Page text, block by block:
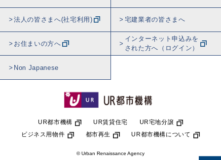
法人の皆さまへ(社宅利用) 宅建業者の皆さまへ
お住まいの方へ
インターネット申込みを
された方へ（ログイン）
Non Japanese
UR都市機構 UR賃貸住宅
UR宅地分譲
ビジネス用物件
都市再生 UR都市機構について
© Urban Renaissance Agency